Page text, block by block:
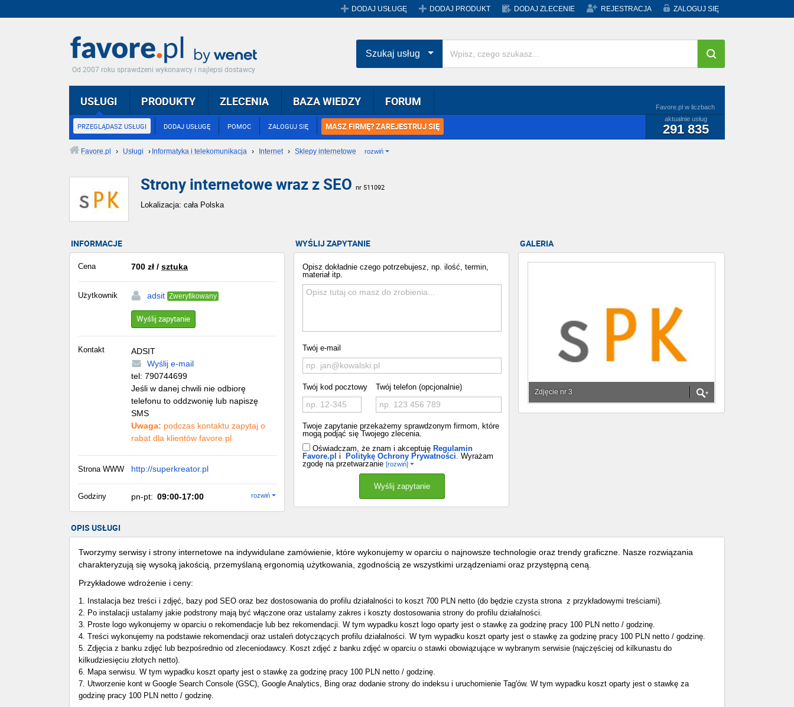
DODAJ USŁUGĘ DODAJ PRODUKT DODAJ ZLECENIE REJESTRACJA ZALOGUJ SIĘ
Od 2007 roku sprawdzeni wykonawcy i najlepsi dostawcy
USŁUGI
PRZEGLĄDASZ USŁUGI DODAJ USŁUGĘ POMOC ZALOGUJ SIĘ MASZ FIRMĘ? ZAREJESTRUJ SIĘ
Favore.pl w liczbach
aktualnie usług
291 835
PRODUKTY ZLECENIA BAZA WIEDZY FORUM
Szukaj usług
Favore.pl › Usługi › Informatyka i telekomunikacja › Internet › Sklepy internetowe rozwiń
Strony internetowe wraz z SEO nr 511092
Lokalizacja: cała Polska
GALERIA
Zdjęcie nr 3
WYŚLIJ ZAPYTANIE
Opisz dokładnie czego potrzebujesz, np. ilość, termin,
materiał itp.
Twój e-mail
Twój kod pocztowy Twój telefon (opcjonalnie)
Twoje zapytanie przekażemy sprawdzonym firmom, które
mogą podjąć się Twojego zlecenia.
Oświadczam, że znam i akceptuję Regulamin
Favore.pl i Politykę Ochrony Prywatności. Wyrażam
zgodę na przetwarzanie [rozwiń]
INFORMACJE
Cena 700 zł / sztuka
Użytkownik adsit Zweryfikowany
Wyślij zapytanie
Kontakt
ADSIT
Wyślij e-mail
tel: 790744699
Jeśli w danej chwili nie odbiorę
telefonu to oddzwonię lub napiszę
SMS
Uwaga: podczas kontaktu zapytaj o
rabat dla klientów favore.pl
Strona WWW http://superkreator.pl
Godziny pn-pt: 09:00-17:00 rozwiń
OPIS USŁUGI
Tworzymy serwisy i strony internetowe na indywidulane zamówienie, które wykonujemy w oparciu o najnowsze technologie oraz trendy graficzne. Nasze rozwiązania
charakteryzują się wysoką jakością, przemyślaną ergonomią użytkowania, zgodnością ze wszystkimi urządzeniami oraz przystępną ceną.
Przykładowe wdrożenie i ceny:
1.
Instalacja bez treści i zdjęć, bazy pod SEO oraz bez dostosowania do profilu działalności to koszt 700 PLN netto (do będzie czysta strona z przykładowymi treściami).
2.
Po instalacji ustalamy jakie podstrony mają być włączone oraz ustalamy zakres i koszty dostosowania strony do profilu działalności.
3.
Proste logo wykonujemy w oparciu o rekomendacje lub bez rekomendacji. W tym wypadku koszt logo oparty jest o stawkę za godzinę pracy 100 PLN netto / godzinę.
4. Treści wykonujemy na podstawie rekomendacji oraz ustaleń dotyczących profilu działalności. W tym wypadku koszt oparty jest o stawkę za godzinę pracy 100 PLN netto / godzinę.
5. Zdjęcia z banku zdjęć lub bezpośrednio od zleceniodawcy. Koszt zdjęć z banku zdjęć w oparciu o stawki obowiązujące w wybranym serwisie (najczęściej od kilkunastu do
kilkudziesięciu złotych netto).
6. Mapa serwisu. W tym wypadku koszt oparty jest o stawkę za godzinę pracy 100 PLN netto / godzinę.
7. Utworzenie kont w Google Search Console (GSC), Google Analytics, Bing oraz dodanie strony do indeksu i uruchomienie Tag'ów. W tym wypadku koszt oparty jest o stawkę za
godzinę pracy 100 PLN netto / godzinę.